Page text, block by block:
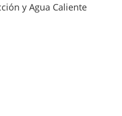
y Agua Caliente